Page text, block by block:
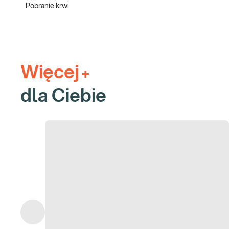
Kreatynina
Ze względu na szereg zależności między analizowanymi
Pakiety sugerowane do dokupienia:
Pobranie krwi
Więcej +
dla Ciebie